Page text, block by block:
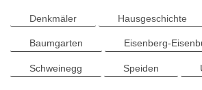
Denkmäler Hausgeschichte
Baumgarten Eisenberg-
Schweinegg Speiden